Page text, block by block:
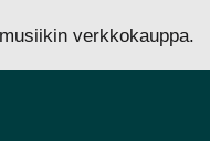
verkkokauppa.